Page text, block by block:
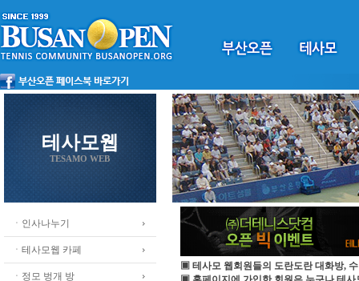
테사모웹
TESAMO WEB
ㆍ인사나누기
ㆍ테사모웹 카페
ㆍ정모 벙개 방
▣ 테사모 웹회원들의 도란도란 대화방,